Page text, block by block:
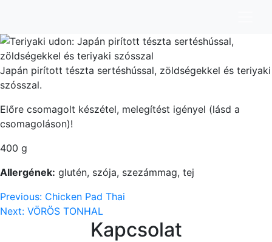
Japán pirított tészta sertéshússal, zöldségekkel és teriyaki
szósszal.
Előre csomagolt készétel, melegítést igényel (lásd a
csomagoláson)!
400 g
Allergének: glutén, szója, szezámmag, tej
Bejegyzés
navigáció
Previous: Chicken Pad Thai
Next: VÖRÖS TONHAL
Kapcsolat